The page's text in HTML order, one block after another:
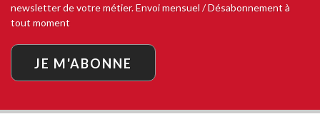
newsletter de votre métier. Envoi mensuel / Désabonnement à
tout moment
JE M'ABONNE